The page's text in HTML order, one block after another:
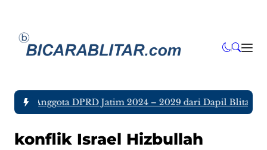
tujuh Anggota DPRD Jatim 2024 – 2029 dari Dapil Blitar
konflik Israel Hizbullah